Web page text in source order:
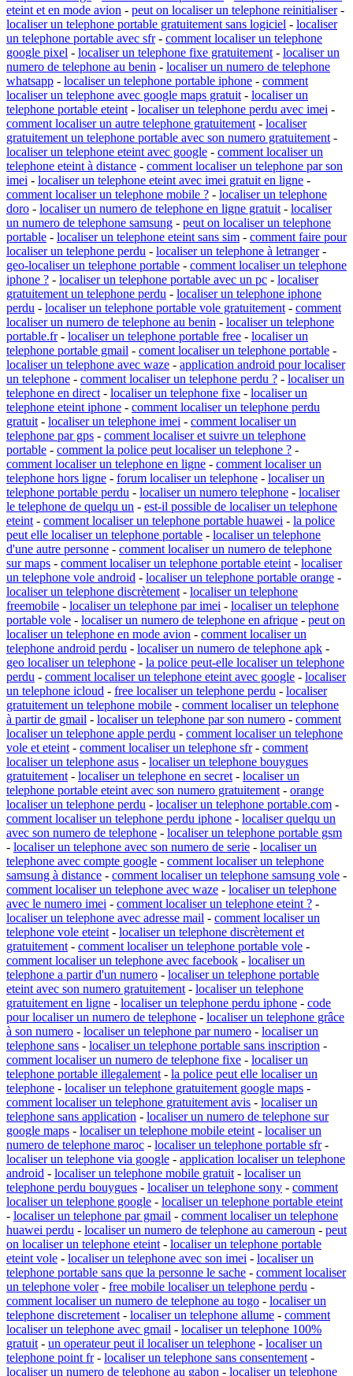
eteint et en mode avion - peut on localiser un telephone reinitialiser-
localiser un telephone portable gratuitement sans logiciel - localiser
un telephone portable avec sfr- comment localiser un telephone
google pixel - localiser un telephone fixe gratuitement - localiser un
numero de telephone au benin - localiser un numero de telephone
whatsapp - localiser un telephone portable iphone - comment
localiser un telephone avec google maps gratuit - localiser un
telephone portable eteint - localiser un telephone perdu avec imei -
comment localiser un autre telephone gratuitement - localiser
gratuitement un telephone portable avec son numero gratuitement -
localiser un telephone eteint avec google - comment localiser un
telephone eteint à distance - comment localiser un telephone par son
imei - localiser un telephone eteint avec imei gratuit en ligne -
comment localiser un telephone mobile ? - localiser un telephone
doro - localiser un numero de telephone en ligne gratuit - localiser
un numero de telephone samsung - peut on localiser un telephone
portable - localiser un telephone eteint sans sim - comment faire pour
localiser un telephone perdu - localiser un telephone à letranger-
geo-localiser un telephone portable - comment localiser un telephone
iphone ? - localiser un telephone portable avec un pc - localiser
gratuitement un telephone perdu - localiser un telephone iphone
perdu - localiser un telephone portable vole gratuitement - comment
localiser un numero de telephone au benin - localiser un telephone
portable.fr- localiser un telephone portable free - localiser un
telephone portable gmail - coment localiser un telephone portable -
localiser un telephone avec waze - application android pour localiser
un telephone - comment localiser un telephone perdu ? - localiser un
telephone en direct - localiser un telephone fixe - localiser un
telephone eteint iphone - comment localiser un telephone perdu
gratuit - localiser un telephone imei - comment localiser un
telephone par gps - comment localiser et suivre un telephone
portable - comment la police peut localiser un telephone ? -
comment localiser un telephone en ligne - comment localiser un
telephone hors ligne - forum localiser un telephone - localiser un
telephone portable perdu - localiser un numero telephone - localiser
le telephone de quelqu un - est-il possible de localiser un telephone
eteint - comment localiser un telephone portable huawei - la police
peut elle localiser un telephone portable - localiser un telephone
d'une autre personne - comment localiser un numero de telephone
sur maps - comment localiser un telephone portable eteint - localiser
un telephone vole android - localiser un telephone portable orange -
localiser un telephone discrètement - localiser un telephone
freemobile - localiser un telephone par imei - localiser un telephone
portable vole - localiser un numero de telephone en afrique - peut on
localiser un telephone en mode avion - comment localiser un
telephone android perdu - localiser un numero de telephone apk -
geo localiser un telephone - la police peut-elle localiser un telephone
perdu - comment localiser un telephone eteint avec google - localiser
un telephone icloud - free localiser un telephone perdu - localiser
gratuitement un telephone mobile - comment localiser un telephone
à partir de gmail - localiser un telephone par son numero - comment
localiser un telephone apple perdu - comment localiser un telephone
vole et eteint - comment localiser un telephone sfr- comment
localiser un telephone asus - localiser un telephone bouygues
gratuitement - localiser un telephone en secret - localiser un
telephone portable eteint avec son numero gratuitement - orange
localiser un telephone perdu - localiser un telephone portable.com -
comment localiser un telephone perdu iphone - localiser quelqu un
avec son numero de telephone - localiser un telephone portable gsm
- localiser un telephone avec son numero de serie - localiser un
telephone avec compte google - comment localiser un telephone
samsung à distance - comment localiser un telephone samsung vole -
comment localiser un telephone avec waze - localiser un telephone
avec le numero imei - comment localiser un telephone eteint ? -
localiser un telephone avec adresse mail - comment localiser un
telephone vole eteint - localiser un telephone discrètement et
gratuitement - comment localiser un telephone portable vole -
comment localiser un telephone avec facebook - localiser un
telephone a partir d'un numero - localiser un telephone portable
eteint avec son numero gratuitement - localiser un telephone
gratuitement en ligne - localiser un telephone perdu iphone - code
pour localiser un numero de telephone - localiser un telephone grâce
à son numero - localiser un telephone par numero - localiser un
telephone sans - localiser un telephone portable sans inscription -
comment localiser un numero de telephone fixe - localiser un
telephone portable illegalement - la police peut elle localiser un
telephone - localiser un telephone gratuitement google maps -
comment localiser un telephone gratuitement avis - localiser un
telephone sans application - localiser un numero de telephone sur
google maps - localiser un telephone mobile eteint - localiser un
numero de telephone maroc - localiser un telephone portable sfr-
localiser un telephone via google - application localiser un telephone
android - localiser un telephone mobile gratuit - localiser un
telephone perdu bouygues - localiser un telephone sony - comment
localiser un telephone google - localiser un telephone portable eteint
- localiser un telephone par gmail - comment localiser un telephone
huawei perdu - localiser un numero de telephone au cameroun - peut
on localiser un telephone eteint - localiser un telephone portable
eteint vole - localiser un telephone avec son imei - localiser un
telephone portable sans que la personne le sache - comment localiser
un telephone voler- free mobile localiser un telephone perdu -
comment localiser un numero de telephone au togo - localiser un
telephone discretement - localiser un telephone allume - comment
localiser un telephone avec gmail - localiser un telephone 100%
gratuit - un operateur peut il localiser un telephone - localiser un
telephone point fr- localiser un telephone sans consentement -
localiser un numero de telephone au gabon - localiser un telephone